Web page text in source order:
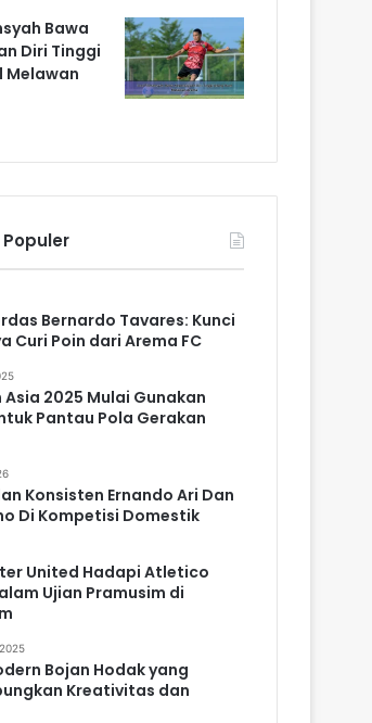
Bawa
Diri Tinggi
Melawan
Bernardo Tavares: Kunci
Curi Poin dari Arema FC
Asia 2025 Mulai Gunakan
Pantau Pola Gerakan
Konsisten Ernando Ari Dan
Di Kompetisi Domestik
United Hadapi Atletico
Ujian Pramusim di
Bojan Hodak yang
Kreativitas dan